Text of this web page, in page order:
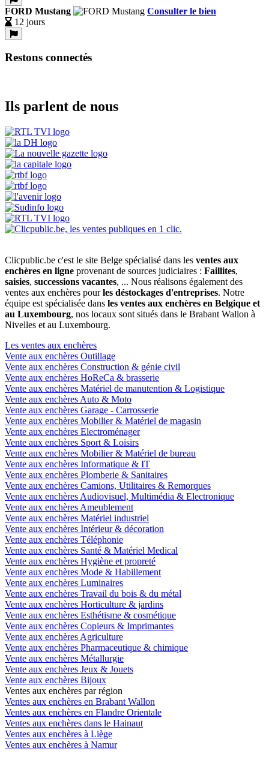
FORD Mustang
Consulter le bien
12 jours
Restons connectés
Ils parlent de nous
Clicpublic.be c'est le site Belge spécialisé dans les ventes aux
enchères en ligne provenant de sources judiciaires : Faillites,
saisies, successions vacantes, ... Nous réalisons également des
ventes aux enchères pourles déstockages d'entreprises. Notre
équipe est spécialisée dans les ventes aux enchères en Belgique et
au Luxembourg, nos locaux sont situés dans le Brabant Wallon à
Nivelles et au Luxembourg.
Les ventes aux enchères
Vente aux enchères Outillage
Vente aux enchères Construction & génie civil
Vente aux enchères HoReCa & brasserie
Vente aux enchères Matériel de manutention & Logistique
Vente aux enchères Auto & Moto
Vente aux enchères Garage - Carrosserie
Vente aux enchères Mobilier & Matériel de magasin
Vente aux enchères Electroménager
Vente aux enchères Sport & Loisirs
Vente aux enchères Mobilier & Matériel de bureau
Vente aux enchères Informatique & IT
Vente aux enchères Plomberie & Sanitaires
Vente aux enchères Camions, Utilitaires & Remorques
Vente aux enchères Audiovisuel, Multimédia & Electronique
Vente aux enchères Ameublement
Vente aux enchères Matériel industriel
Vente aux enchères Intérieur & décoration
Vente aux enchères Téléphonie
Vente aux enchères Santé & Matériel Medical
Vente aux enchères Hygiène et propreté
Vente aux enchères Mode & Habillement
Vente aux enchères Luminaires
Vente aux enchères Travail du bois & du métal
Vente aux enchères Horticulture & jardins
Vente aux enchères Esthétisme & cosmétique
Vente aux enchères Copieurs & Imprimantes
Vente aux enchères Agriculture
Vente aux enchères Pharmaceutique & chimique
Vente aux enchères Métallurgie
Vente aux enchères Jeux & Jouets
Vente aux enchères Bijoux
Ventes aux enchères par région
Ventes aux enchères en Brabant Wallon
Ventes aux enchères en Flandre Orientale
Ventes aux enchères dans le Hainaut
Ventes aux enchères à Liège
Ventes aux enchères à Namur